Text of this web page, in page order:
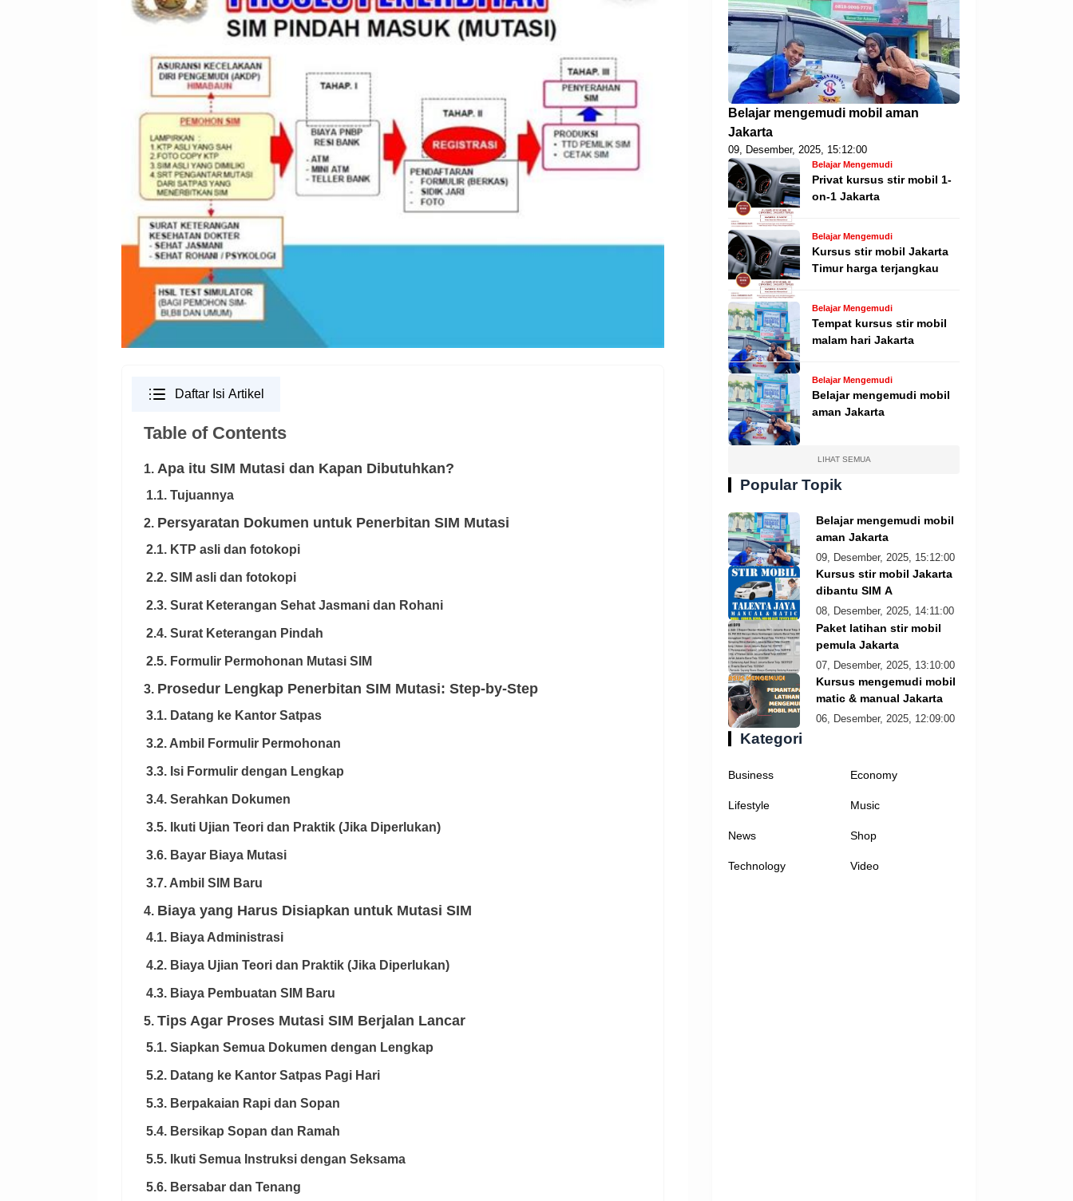
Daftar Isi Artikel
Table of Contents
1. Apa itu SIM Mutasi dan Kapan Dibutuhkan?
1.1. Tujuannya
2. Persyaratan Dokumen untuk Penerbitan SIM Mutasi
2.1. KTP asli dan fotokopi
2.2. SIM asli dan fotokopi
2.3. Surat Keterangan Sehat Jasmani dan Rohani
2.4. Surat Keterangan Pindah
2.5. Formulir Permohonan Mutasi SIM
3. Prosedur Lengkap Penerbitan SIM Mutasi: Step-by-Step
3.1. Datang ke Kantor Satpas
3.2. Ambil Formulir Permohonan
3.3. Isi Formulir dengan Lengkap
3.4. Serahkan Dokumen
3.5. Ikuti Ujian Teori dan Praktik (Jika Diperlukan)
3.6. Bayar Biaya Mutasi
3.7. Ambil SIM Baru
4. Biaya yang Harus Disiapkan untuk Mutasi SIM
4.1. Biaya Administrasi
4.2. Biaya Ujian Teori dan Praktik (Jika Diperlukan)
4.3. Biaya Pembuatan SIM Baru
5. Tips Agar Proses Mutasi SIM Berjalan Lancar
5.1. Siapkan Semua Dokumen dengan Lengkap
5.2. Datang ke Kantor Satpas Pagi Hari
5.3. Berpakaian Rapi dan Sopan
5.4. Bersikap Sopan dan Ramah
5.5. Ikuti Semua Instruksi dengan Seksama
5.6. Bersabar dan Tenang
Belajar mengemudi mobil aman
Jakarta
09, Desember, 2025, 15:12:00
Belajar Mengemudi
Privat kursus stir mobil 1-
on-1 Jakarta
Belajar Mengemudi
Kursus stir mobil Jakarta
Timur harga terjangkau
Belajar Mengemudi
Tempat kursus stir mobil
malam hari Jakarta
Belajar Mengemudi
Belajar mengemudi mobil
aman Jakarta
LIHAT SEMUA
Popular Topik
Belajar mengemudi mobil
aman Jakarta
09, Desember, 2025, 15:12:00
Kursus stir mobil Jakarta
dibantu SIM A
08, Desember, 2025, 14:11:00
Paket latihan stir mobil
pemula Jakarta
07, Desember, 2025, 13:10:00
Kursus mengemudi mobil
matic & manual Jakarta
06, Desember, 2025, 12:09:00
Kategori
Business Economy
Lifestyle Music
News Shop
Technology Video